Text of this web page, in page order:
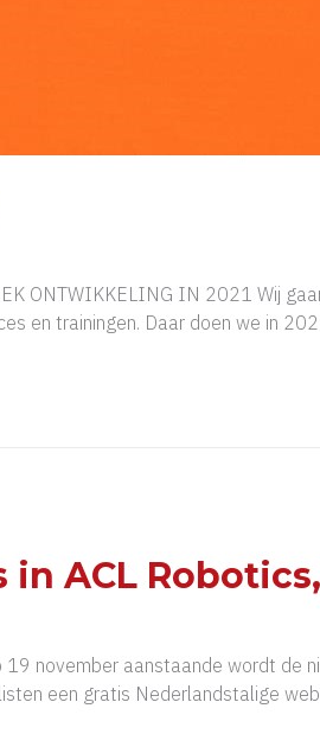
ONTWIKKELING IN 2021 Wij
en trainingen. Daar doen we in
ACL
november aanstaande wordt
een gratis Nederlandstalige